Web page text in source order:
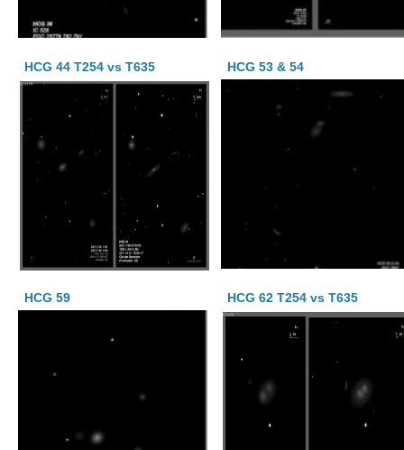
HCG 44 T254 vs T635 HCG 53 & 54
HCG 59 HCG 62 T254 vs T635